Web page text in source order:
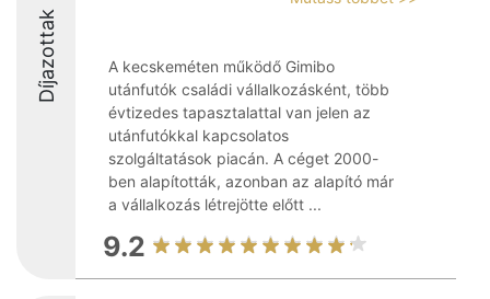
Díjazottak
A kecskeméten működő Gimibo
utánfutók családi vállalkozásként, több
évtizedes tapasztalattal van jelen az
utánfutókkal kapcsolatos
szolgáltatások piacán. A céget 2000-
ben alapították, azonban az alapító már
a vállalkozás létrejötte előtt ...
9.2